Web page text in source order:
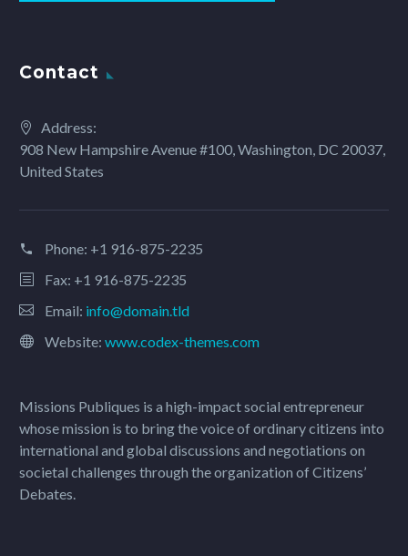
Contact
Address:
908 New Hampshire Avenue #100, Washington, DC 20037,
United States
Phone: +1 916-875-2235
Fax: +1 916-875-2235
Email: info@domain.tld
Website: www.codex-themes.com
Missions Publiques is a high-impact social entrepreneur
whose mission is to bring the voice of ordinary citizens into
international and global discussions and negotiations on
societal challenges through the organization of Citizens’
Debates.